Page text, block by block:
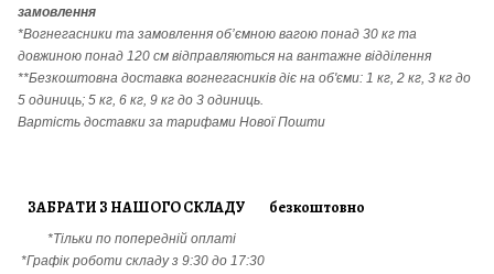
замовлення
*Вогнегасники та замовлення об’ємною вагою понад 30 кг та
довжиною понад 120 см відправляються на вантажне відділення
**Безкоштовна доставка вогнегасників діє на об'єми: 1 кг, 2 кг, 3 кг до
5 одиниць; 5 кг, 6 кг, 9 кг до 3 одиниць.
Вартість доставки за тарифами Нової Пошти
ЗАБРАТИ З НАШОГО СКЛАДУ безкоштовно
*Тільки по попередній оплаті
*Графік роботи складу з 9:30 до 17:30